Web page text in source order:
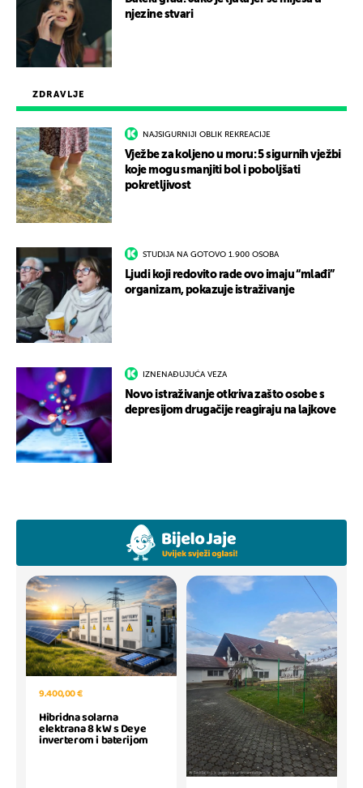
ZDRAVLJE
NAJSIGURNIJI OBLIK REKREACIJE
Vježbe za koljeno u moru: 5 sigurnih vježbi
koje mogu smanjiti bol i poboljšati
pokretljivost
STUDIJA NA GOTOVO 1.900 OSOBA
Ljudi koji redovito rade ovo imaju “mlađi”
organizam, pokazuje istraživanje
IZNENAĐUJUĆA VEZA
Novo istraživanje otkriva zašto osobe s
depresijom drugačije reagiraju na lajkove
njezine stvari
9.400,00 €
Hibridna solarna
elektrana 8 kW s Deye
inverterom i baterijom